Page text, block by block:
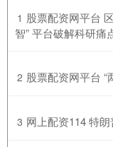
1 股票配资网平台
智” 平台破解科研痛
2 股票配资网平台
3 网上配资114 特